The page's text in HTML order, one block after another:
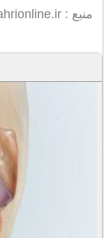
منبع : hamshahrionline.ir